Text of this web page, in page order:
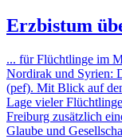
Erzbistum
... für Flüchtlinge im
Nordirak und Syrien:
(pef). Mit Blick auf
Lage vieler
Freiburg zusätzlich
Glaube und